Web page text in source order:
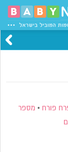
פורח • מספר